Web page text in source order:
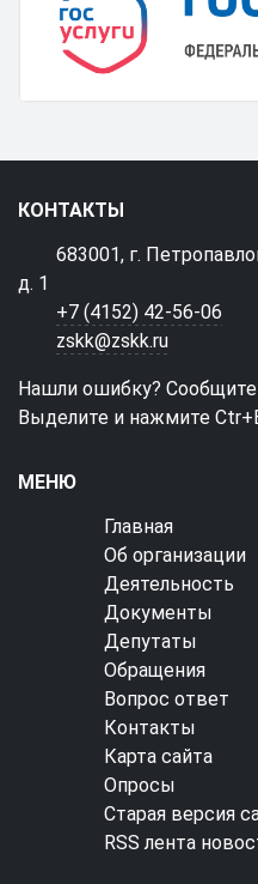
КОНТАКТЫ
683001, г.
д. 1
+7 (4152) 42-56-06
zskk@zskk.ru
Нашли ошибку?
Выделите и нажмите
МЕНЮ
Главная
Об организации
Деятельность
Документы
Депутаты
Обращения
Вопрос ответ
Контакты
Карта сайта
Опросы
Старая версия
RSS лента